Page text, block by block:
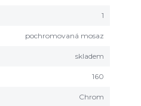
1
pochromovaná mosaz
skladem
160
Chrom